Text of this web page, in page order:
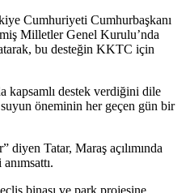
Cumhuriyeti Cumhurbaşkanı
Milletler Genel Kurulu’nda
bu desteğin KKTC için
kapsamlı destek verdiğini dile
öneminin her geçen gün bir
Tatar, Maraş açılımında
binası ve park projesine